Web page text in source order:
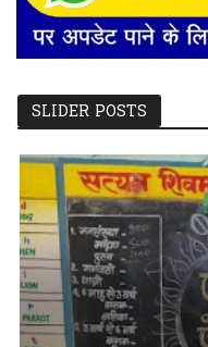
SLIDER POSTS